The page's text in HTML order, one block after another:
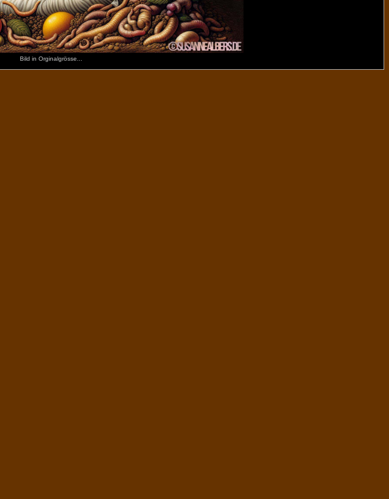
Bild in Orginalgrösse...